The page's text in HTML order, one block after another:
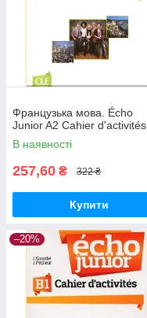
Французька мова. Écho
Junior A2 Cahier d'activités
В наявності
257,60 ₴ 322 ₴
Купити
–20%